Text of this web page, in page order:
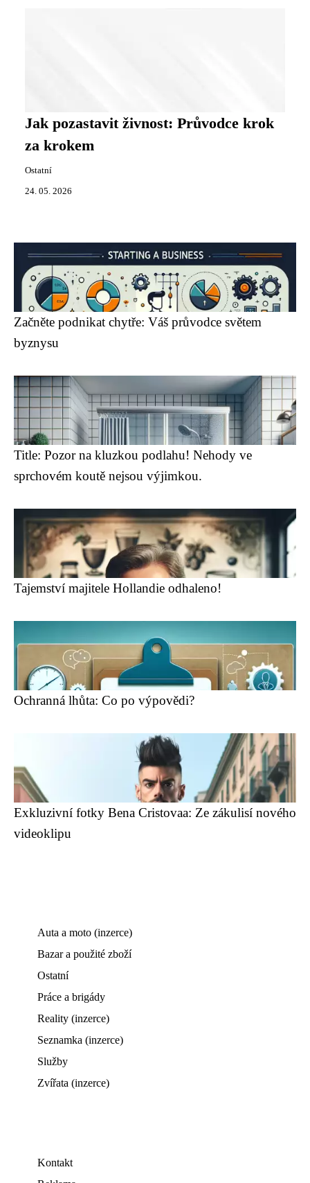
Jak pozastavit živnost: Průvodce krok
za krokem
Ostatní
24. 05. 2026
Začněte podnikat chytře: Váš průvodce světem
byznysu
Title: Pozor na kluzkou podlahu! Nehody ve
sprchovém koutě nejsou výjimkou.
Tajemství majitele Hollandie odhaleno!
Ochranná lhůta: Co po výpovědi?
Exkluzivní fotky Bena Cristovaa: Ze zákulisí nového
videoklipu
Auta a moto (inzerce)
Bazar a použité zboží
Ostatní
Práce a brigády
Reality (inzerce)
Seznamka (inzerce)
Služby
Zvířata (inzerce)
Kontakt